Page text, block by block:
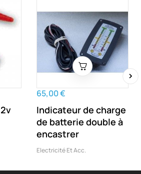
65,00 €
Indicateur de charge
de batterie double à
encastrer
Electricité Et Acc.